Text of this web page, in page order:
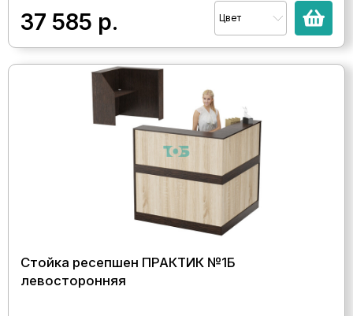
37 585 р. Цвет
Стойка ресепшен ПРАКТИК №1Б
левосторонняя